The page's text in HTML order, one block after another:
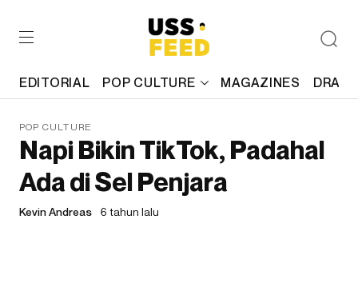
EDITORIAL POP CULTURE MAGAZINES
POP CULTURE
Napi Bikin TikTok, Padahal
Ada di Sel Penjara
Kevin Andreas 6 tahun lalu